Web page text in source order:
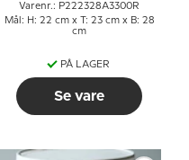
Varenr.: P222328A3300R
Mål: H: 22 cm x T: 23 cm x B: 28
cm
PÅ LAGER
Se vare